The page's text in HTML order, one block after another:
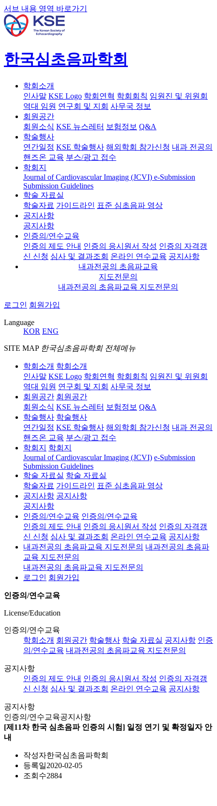
서브 내용 영역 바로가기
한국심초음파학회
학회소개
인사말 KSE Logo 학회연혁 학회회칙 임원진 및 위원회
역대 임원 연구회 및 지회 사무국 정보
회원공간
회원소식 KSE 뉴스레터 보험정보 Q&A
학술행사
연간일정 KSE 학술행사 해외학회 참가신청 내과 전공의
핸즈온 교육 부스/광고 접수
학회지
Journal of Cardiovascular Imaging (JCVI) e-Submission
Submission Guidelines
학술 자료실
학술자료 가이드라인 표준 심초음파 영상
공지사항
공지사항
인증의/연수교육
인증의 제도 안내 인증의 응시원서 작성 인증의 자격갱
신 신청 심사 및 결과조회 온라인 연수교육 공지사항
내과전공의 초음파교육
지도전문의
내과전공의 초음파교육 지도전문의
로그인 회원가입
Language
KOR ENG
SITE MAP 한국심초음파학회 전체메뉴
학회소개 학회소개
인사말 KSE Logo 학회연혁 학회회칙 임원진 및 위원회
역대 임원 연구회 및 지회 사무국 정보
회원공간 회원공간
회원소식 KSE 뉴스레터 보험정보 Q&A
학술행사 학술행사
연간일정 KSE 학술행사 해외학회 참가신청 내과 전공의
핸즈온 교육 부스/광고 접수
학회지
학회지
Journal of Cardiovascular Imaging (JCVI) e-Submission
Submission Guidelines
학술 자료실 학술 자료실
학술자료 가이드라인 표준 심초음파 영상
공지사항 공지사항
공지사항
인증의/연수교육 인증의/연수교육
인증의 제도 안내 인증의 응시원서 작성 인증의 자격갱
신 신청 심사 및 결과조회 온라인 연수교육 공지사항
내과전공의 초음파교육 지도전문의 내과전공의 초음파
교육 지도전문의
내과전공의 초음파교육 지도전문의
로그인 회원가입
인증의/연수교육
License/Education
인증의/연수교육
학회소개 회원공간 학술행사 학술 자료실 공지사항 인증
의/연수교육 내과전공의 초음파교육 지도전문의
공지사항
인증의 제도 안내 인증의 응시원서 작성 인증의 자격갱
신 신청 심사 및 결과조회 온라인 연수교육 공지사항
공지사항
인증의/연수교육공지사항
[제11차 한국 심초음파 인증의 시험] 일정 연기 및 확정일자 안
내
작성자한국심초음파학회
등록일2020-02-05
조회수2884